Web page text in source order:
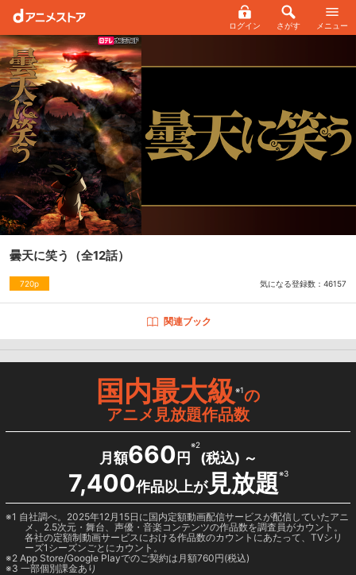
ログイン さがす メニュー
曇天に笑う （全12話）
720p 気になる登録数： 46157
関連ブック
国内最大級※1の
アニメ見放題作品数
月額660 円
※2
(税込) ～
7,400作品以上が見放題※3
1 自社調べ。2025年12月15日に国内定額動画配信サービスが配信していたアニ
メ、2.5次元・舞台、声優・音楽コンテンツの作品数を調査員がカウント。
各社の定額制動画サービスにおける作品数のカウントにあたって、TVシリ
ーズ1シーズンごとにカウント。
2 App Store/Google Playでのご契約は月額760円(税込)
3 一部個別課金あり